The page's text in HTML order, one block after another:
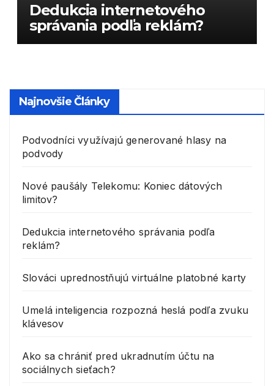
Dedukcia internetového
správania podľa reklám?
Najnovšie Články
Podvodníci využívajú generované hlasy na
podvody
Nové paušály Telekomu: Koniec dátových
limitov?
Dedukcia internetového správania podľa
reklám?
Slováci uprednostňujú virtuálne platobné karty
Umelá inteligencia rozpozná heslá podľa zvuku
klávesov
Ako sa chrániť pred ukradnutím účtu na
sociálnych sieťach?